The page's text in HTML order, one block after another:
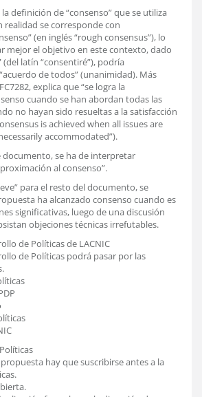
definición de “consenso” que se utiliza
realidad se corresponde con
(en inglés “rough consensus”), lo
mejor el objetivo en este contexto, dado
(del latín “consentiré”), podría
de todos” (unanimidad). Más
explica que “se logra la
cuando se han abordan todas las
no hayan sido resueltas a la satisfacción
is achieved when all issues are
accommodated”).
documento, se ha de interpretar
al consenso”.
para el resto del documento, se
ha alcanzado consenso cuando es
significativas, luego de una discusión
objeciones técnicas irrefutables.
de Políticas de LACNIC
de Políticas podrá pasar por las
hay que suscribirse antes a la